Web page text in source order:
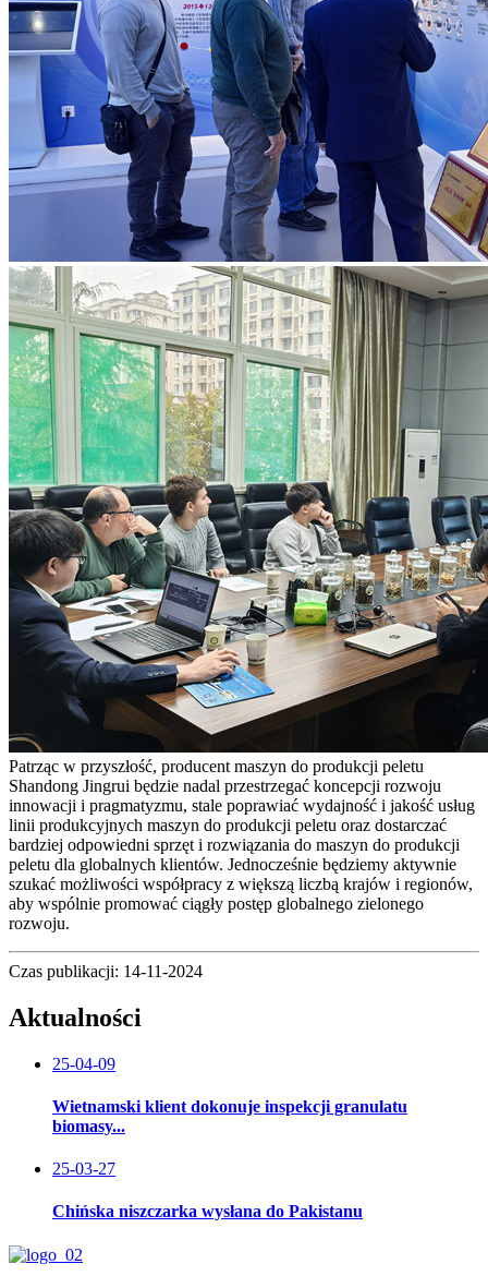
Patrząc w przyszłość, producent maszyn do produkcji peletu
Shandong Jingrui będzie nadal przestrzegać koncepcji rozwoju
innowacji i pragmatyzmu, stale poprawiać wydajność i jakość usług
linii produkcyjnych maszyn do produkcji peletu oraz dostarczać
bardziej odpowiedni sprzęt i rozwiązania do maszyn do produkcji
peletu dla globalnych klientów. Jednocześnie będziemy aktywnie
szukać możliwości współpracy z większą liczbą krajów i regionów,
aby wspólnie promować ciągły postęp globalnego zielonego
rozwoju.
Czas publikacji: 14-11-2024
Aktualności
25-04-09
Wietnamski klient dokonuje inspekcji granulatu
biomasy...
25-03-27
Chińska niszczarka wysłana do Pakistanu